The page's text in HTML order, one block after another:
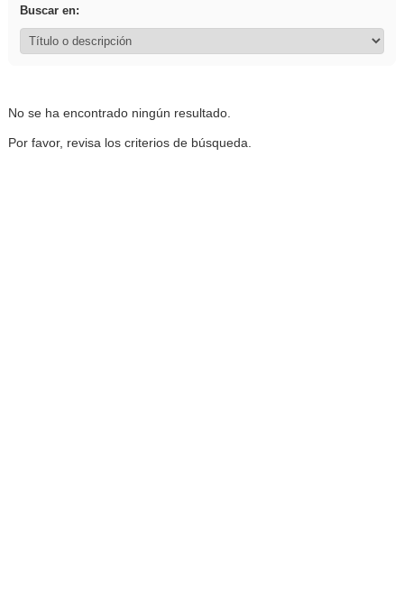
Buscar en:
No se ha encontrado ningún resultado.
Por favor, revisa los criterios de búsqueda.